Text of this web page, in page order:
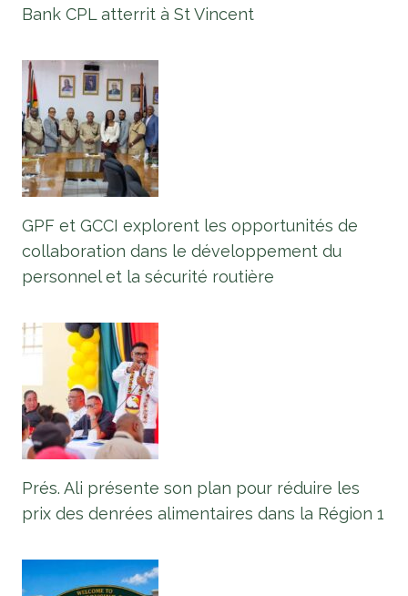
Bank CPL atterrit à St Vincent
GPF et GCCI explorent les opportunités de
collaboration dans le développement du
personnel et la sécurité routière
Prés. Ali présente son plan pour réduire les
prix des denrées alimentaires dans la Région 1